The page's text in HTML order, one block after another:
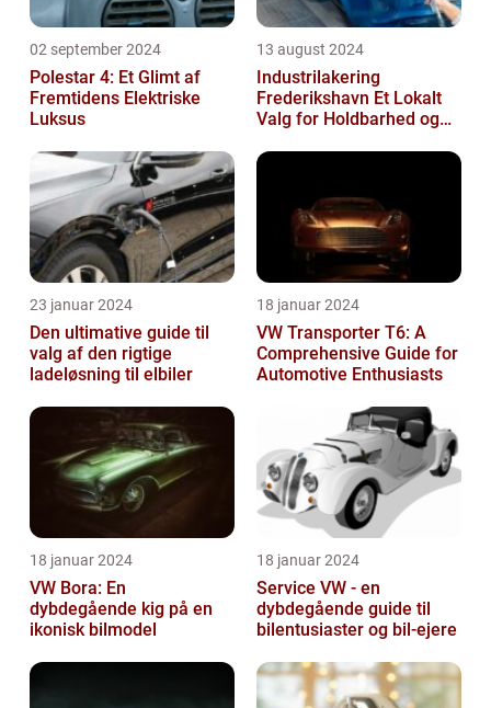
02 september 2024
Polestar 4: Et Glimt af
Fremtidens Elektriske
Luksus
13 august 2024
Industrilakering
Frederikshavn Et Lokalt
Valg for Holdbarhed og
23 januar 2024
Den ultimative guide til
valg af den rigtige
ladeløsning til elbiler
18 januar 2024
VW Transporter T6: A
Comprehensive Guide for
Automotive Enthusiasts
18 januar 2024
VW Bora: En
dybdegående kig på en
ikonisk bilmodel
18 januar 2024
Service VW - en
dybdegående guide til
bilentusiaster og bil-ejere